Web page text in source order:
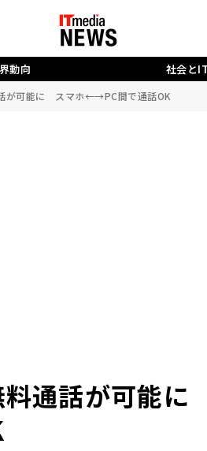
動向 社会とIT
話が可能に スマホ←→PC間で通話OK
料通話が可能